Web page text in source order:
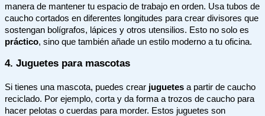
manera de mantener tu espacio de trabajo en orden. Usa tubos de
caucho cortados en diferentes longitudes para crear divisores que
sostengan bolígrafos, lápices y otros utensilios. Esto no solo es
práctico, sino que también añade un estilo moderno a tu oficina.
4. Juguetes para mascotas
Si tienes una mascota, puedes crear juguetes a partir de caucho
reciclado. Por ejemplo, corta y da forma a trozos de caucho para
hacer pelotas o cuerdas para morder. Estos juguetes son